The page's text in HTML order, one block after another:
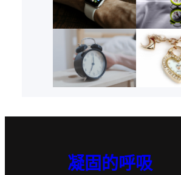
凝固的呼吸